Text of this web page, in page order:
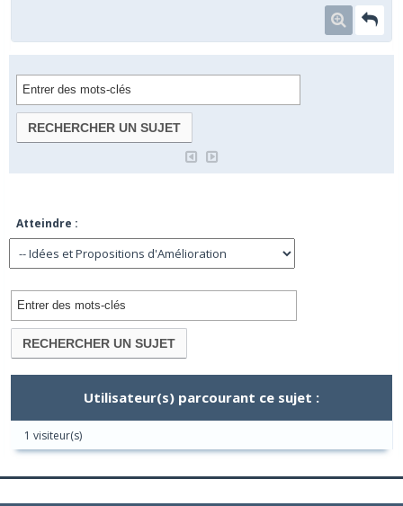
Atteindre :
Utilisateur(s) parcourant ce sujet :
1 visiteur(s)